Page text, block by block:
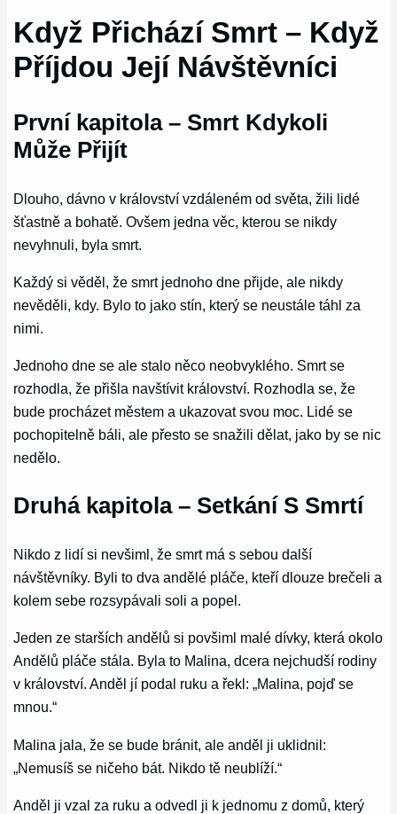
Když Přichází Smrt – Když
Příjdou Její Návštěvníci
První kapitola – Smrt Kdykoli
Může Přijít
Dlouho, dávno v království vzdáleném od světa, žili lidé
šťastně a bohatě. Ovšem jedna věc, kterou se nikdy
nevyhnuli, byla smrt.
Každý si věděl, že smrt jednoho dne přijde, ale nikdy
nevěděli, kdy. Bylo to jako stín, který se neustále táhl za
nimi.
Jednoho dne se ale stalo něco neobvyklého. Smrt se
rozhodla, že přišla navštívit království. Rozhodla se, že
bude procházet městem a ukazovat svou moc. Lidé se
pochopitelně báli, ale přesto se snažili dělat, jako by se nic
nedělo.
Druhá kapitola – Setkání S Smrtí
Nikdo z lidí si nevšiml, že smrt má s sebou další
návštěvníky. Byli to dva andělé pláče, kteří dlouze brečeli a
kolem sebe rozsypávali soli a popel.
Jeden ze starších andělů si povšiml malé dívky, která okolo
Andělů pláče stála. Byla to Malina, dcera nejchudší rodiny
v království. Anděl jí podal ruku a řekl: „Malina, pojď se
mnou.“
Malina jala, že se bude bránit, ale anděl ji uklidnil:
„Nemusíš se ničeho bát. Nikdo tě neublíží.“
Anděl ji vzal za ruku a odvedl ji k jednomu z domů, který